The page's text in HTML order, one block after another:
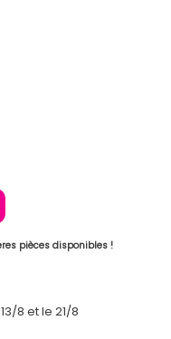
pièces disponibles !
8 et le 21/8